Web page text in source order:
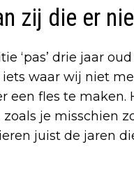
zij die er
‘pas’ drie jaar
waar wij niet
een fles te maken.
je misschien
juist de jaren